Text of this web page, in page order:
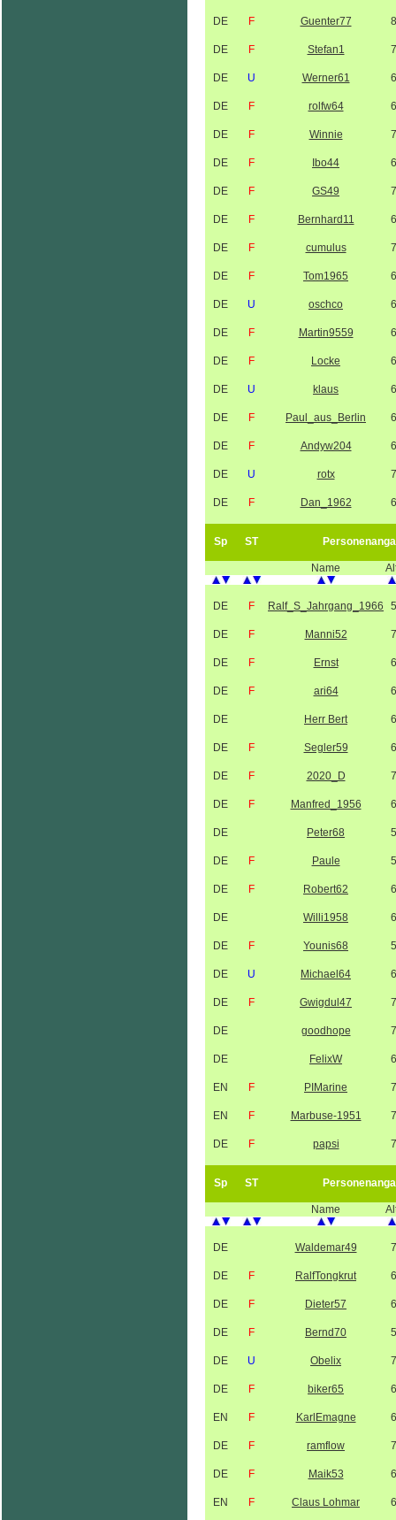
DE F Guenter77
DE F Stefan1
DE U Werner61
DE F rolfw64
DE F Winnie
DE F Ibo44
DE F GS49
DE F Bernhard11
DE F cumulus
DE F Tom1965
DE U oschco
DE F Martin9559
DE F Locke
DE U klaus
DE F Paul_aus_Berlin
DE F Andyw204
DE U rotx
DE F Dan_1962
Sp ST
Name
DE F Ralf_S_Jahrgang_1966
DE F Manni52
DE F Ernst
DE F ari64
DE Herr Bert
DE F Segler59
DE F 2020_D
DE F Manfred_1956
DE Peter68
DE F Paule
DE F Robert62
DE Willi1958
DE F Younis68
DE U Michael64
DE F Gwigdul47
DE goodhope
DE FelixW
EN F PIMarine
EN F Marbuse-1951
DE F papsi
Sp ST
Name
DE Waldemar49
DE F RalfTongkrut
DE F Dieter57
DE F Bernd70
DE U Obelix
DE F biker65
EN F KarlEmagne
DE F ramflow
DE F Maik53
EN F Claus Lohmar